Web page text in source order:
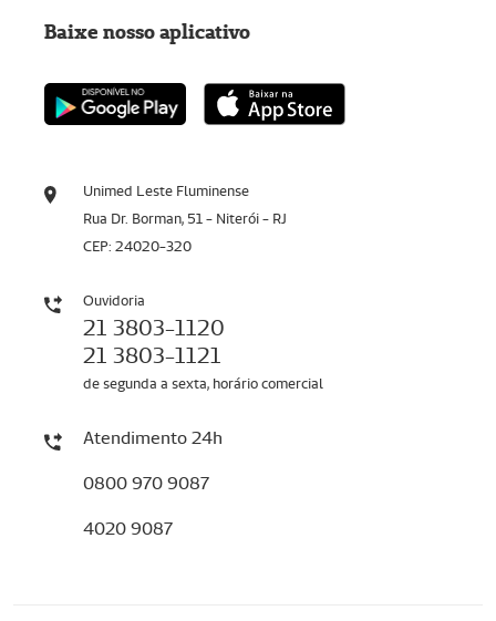
Unimed Leste Fluminense
Rua Dr. Borman, 51 - Niterói - RJ
CEP: 24020-320
Ouvidoria
21 3803-1120
21 3803-1121
de segunda a sexta, horário comercial
Atendimento 24h
0800 970 9087
4020 9087
Baixe nosso aplicativo